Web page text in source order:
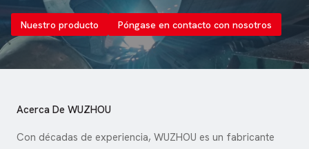
Nuestro producto Póngase en contacto con nosotros
Acerca De WUZHOU
Con décadas de experiencia, WUZHOU es un fabricante